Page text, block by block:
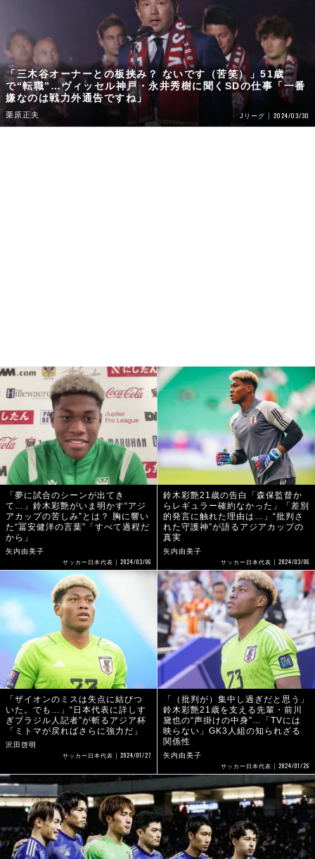
「三木谷オーナーとの板挟み？ ないです（苦笑）」51歳
で“転職”…ヴィッセル神戸・永井秀樹に聞くSDの仕事「一番
嫌なのは戦力外通告ですね」
栗原正夫 Jリーグ 2024/03/30
「夢に試合のシーンが出てき
て…」鈴木彩艶がいま明かす“アジ
アカップの苦しみ”とは？ 胸に響い
た“冨安健洋の言葉”「すべて過程だ
から」
矢内由美子
サッカー日本代表 2024/03/06
鈴木彩艶21歳の告白「森保監督か
らレギュラー確約なかった」「差別
的発言に触れた理由は…」“批判さ
れた守護神”が語るアジアカップの
真実
矢内由美子
サッカー日本代表 2024/03/06
「ザイオンのミスは失点に結びつ
いた。でも…」“日本代表に詳しす
ぎブラジル人記者”が斬るアジア杯
「ミトマが戻ればさらに強力だ」
沢田啓明
サッカー日本代表 2024/01/27
「（批判が）集中し過ぎだと思う」
鈴木彩艶21歳を支える先輩・前川
黛也の“声掛けの中身”…「TVには
映らない」GK3人組の知られざる
関係性
矢内由美子
サッカー日本代表 2024/01/26